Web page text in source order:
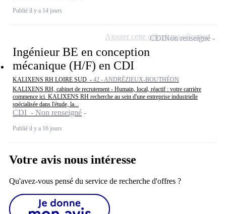
Publié il y a 14 jours
Ingénieur BE en conception
mécanique (H/F) en CDI
KALIXENS RH LOIRE SUD - 42 - ANDRÉZIEUX-BOUTHÉON
KALIXENS RH, cabinet de recrutement - Humain, local, réactif : votre carrière
commence ici. KALIXENS RH recherche au sein d'une entreprise industrielle
spécialisée dans l'étude, la...
CDI - Non renseigné
Publié il y a 16 jours
CDINon renseigné
Ajouter cette offre à ma sélection
Votre avis nous intéresse
Qu'avez-vous pensé du service de recherche d'offres ?